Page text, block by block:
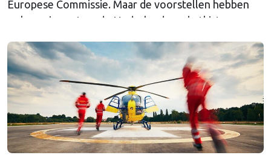
Europese Commissie. Maar de voorstellen hebben
ook een impact op de Nederlandse schatkist.